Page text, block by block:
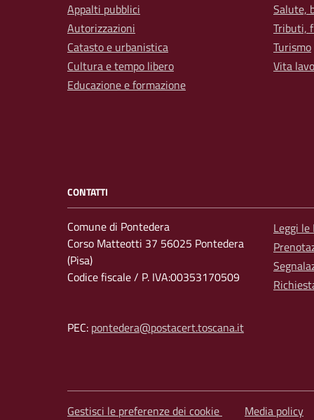
Appalti pubblici
Autorizzazioni
Catasto e urbanistica
Cultura e tempo libero
Educazione e formazione
Salute,
Tributi,
Turismo
Vita
CONTATTI
Comune di Pontedera
Corso Matteotti 37 56025 Pontedera
(Pisa)
Codice fiscale / P. IVA:00353170509
PEC: pontedera@postacert.toscana.it
Leggi le
Gestisci le preferenze dei cookie Media policy